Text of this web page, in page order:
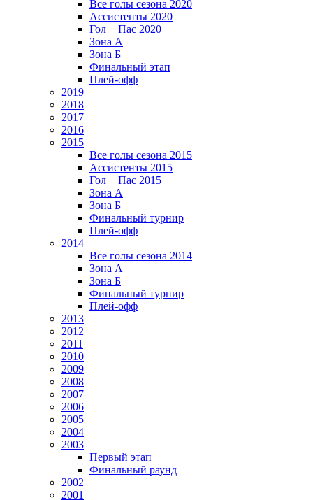
Все голы сезона 2020
Ассистенты 2020
Гол + Пас 2020
Зона А
Зона Б
Финальный этап
Плей-офф
2019
2018
2017
2016
2015
Все голы сезона 2015
Ассистенты 2015
Гол + Пас 2015
Зона А
Зона Б
Финальный турнир
Плей-офф
2014
Все голы сезона 2014
Зона А
Зона Б
Финальный турнир
Плей-офф
2013
2012
2011
2010
2009
2008
2007
2006
2005
2004
2003
Первый этап
Финальный раунд
2002
2001